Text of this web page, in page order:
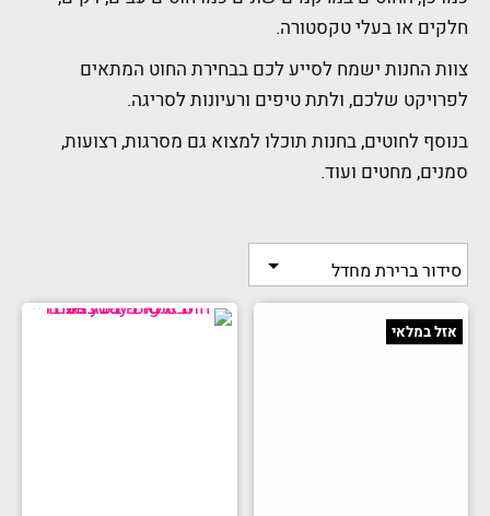
חלקים או בעלי טקסטורה.
צוות החנות ישמח לסייע לכם בבחירת החוט המתאים
לפרויקט שלכם, ולתת טיפים ורעיונות לסריגה.
בנוסף לחוטים, בחנות תוכלו למצוא גם מסרגות, רצועות,
סמנים, מחטים ועוד.
אזל במלאי